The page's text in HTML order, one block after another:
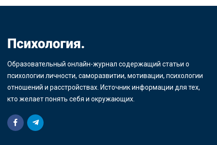
Образовательный онлайн-журнал содержащий статьи о
психологии личности, саморазвитии, мотивации, психологии
отношений и расстройствах. Источник информации для тех,
кто желает понять себя и окружающих.